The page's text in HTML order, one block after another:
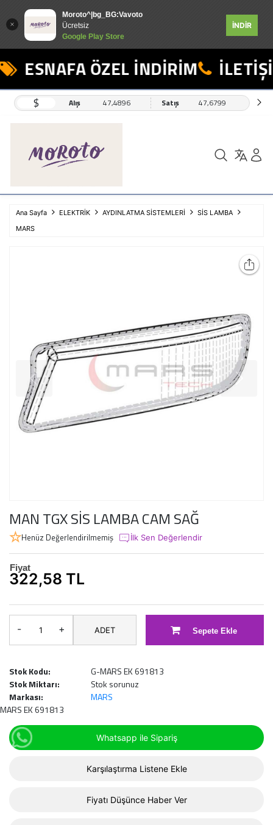
Moroto^|bg_BG:Vavoto
Ücretsiz
Google Play Store
İNDİR
ESNAFA ÖZEL İNDİRİM
$ Alış 47,4896 Satış 47,6799
Ana Sayfa ELEKTRİK AYDINLATMA SİSTEMLERİ
SİS LAMBA
MARS
MAN TGX SİS LAMBA CAM SAĞ
Henüz Değerlendirilmemiş İlk Sen Değerlendir
Fiyat
322,58 TL
- + ADET Sepete Ekle
Stok Kodu:
G-MARS EK 691813
Stok Miktarı:
Stok sorunuz
Markası:
MARS
MARS EK 691813
Whatsapp ile Sipariş
Karşılaştırma Listene Ekle
Fiyatı Düşünce Haber Ver